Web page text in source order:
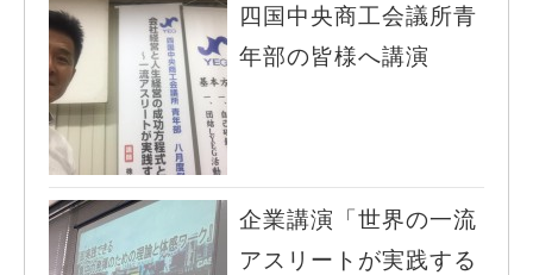
四国中央商工会議所青
年部の皆様へ講演
企業講演「世界の一流
アスリートが実践する